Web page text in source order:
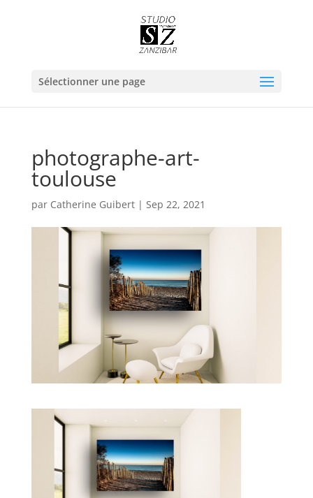
Sélectionner une page
photographe-art-
toulouse
par Catherine Guibert| Sep 22, 2021